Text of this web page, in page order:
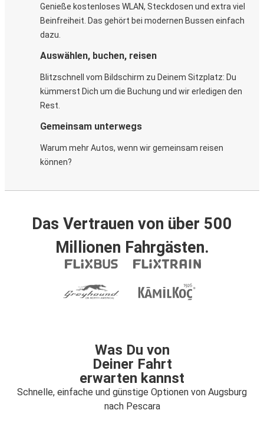
Genieße kostenloses WLAN, Steckdosen und extra viel
Beinfreiheit. Das gehört bei modernen Bussen einfach
dazu.
Auswählen, buchen, reisen
Blitzschnell vom Bildschirm zu Deinem Sitzplatz: Du
kümmerst Dich um die Buchung und wir erledigen den
Rest.
Gemeinsam unterwegs
Warum mehr Autos, wenn wir gemeinsam reisen
können?
Das Vertrauen von über 500
Millionen Fahrgästen.
Was Du von
Deiner Fahrt
erwarten kannst
Schnelle, einfache und günstige Optionen von Augsburg
nach Pescara